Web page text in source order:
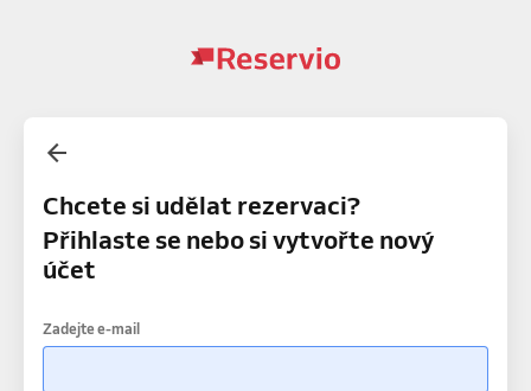
Chcete si udělat rezervaci?
Přihlaste se nebo si vytvořte nový
účet
Zadejte e-mail